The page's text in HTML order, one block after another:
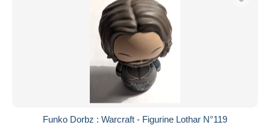
Funko Dorbz : Warcraft - Figurine Lothar N°119